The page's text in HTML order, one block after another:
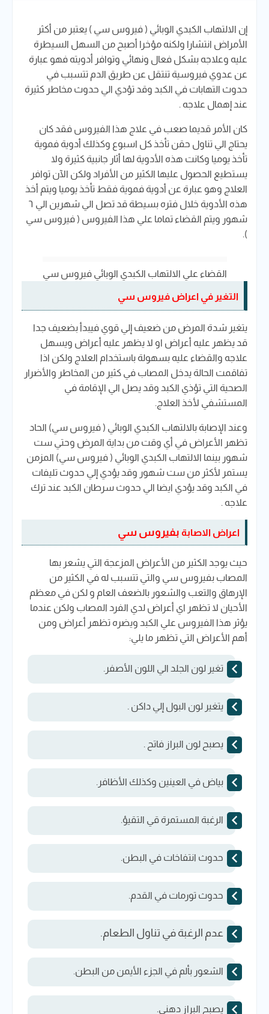
إن الالتهاب الكبدي الوبائي ( فيروس سي ) يعتبر من أكثر
الأمراض انتشارا ولكنه مؤخرا أصبح من السهل السيطرة
عليه وعلاجه بشكل فعال ونهائي وتوافر أدويته فهو عبارة
عن عدوي فيروسية تنتقل عن طريق الدم تتسبب في
حدوث التهابات في الكبد وقد تؤدي الي حدوث مخاطر كثيرة
عند إهمال علاجه .
كان الأمر قديما صعب في علاج هذا الفيروس فقد كان
يحتاج الي تناول حقن تأخذ كل اسبوع وكذلك أدوية فموية
تأخذ يوميا وكانت هذه الأدوية لها أثار جانبية كثيرة ولا
يستطيع الحصول عليها الكثير من الأفراد ولكن الآن توافر
العلاج وهو عبارة عن أدوية فموية فقط تأخذ يوميا ويتم أخذ
هذه الأدوية خلال فتره بسيطة قد تصل الي شهرين الي ٦
شهور ويتم القضاء تماما علي هذا الفيروس ( فيروس سي
).
القضاء علي الالتهاب الكبدي الوبائي فيروس سي
التغير في اعراض فيروس سي
يتغير شدة المرض من ضعيف إلي قوي فيبدأ بضعيف جدا
قد يظهر عليه أعراض او لا يظهر عليه أعراض ويسهل
علاجه والقضاء عليه بسهولة باستخدام العلاج ولكن اذا
تفاقمت الحالة يدخل المصاب في كثير من المخاطر والأضرار
الصحية التي تؤذي الكبد وقد يصل الي الإقامة في
المستشفي لأخذ العلاج.
وعند الإصابة بالالتهاب الكبدي الوبائي ( فيروس سي) الحاد
تظهر الأعراض في أي وقت من بداية المرض وحتي ست
شهور بينما الالتهاب الكبدي الوبائي ( فيروس سي) المزمن
يستمر لأكثر من ست شهور وقد يؤدي إلي حدوث تليفات
في الكبد وقد يؤدي ايضا الي حدوث سرطان الكبد عند ترك
علاجه .
اعراض الاصابة بفيروس سي
حيث يوجد الكثير من الأعراض المزعجة التي يشعر بها
المصاب بفيروس سي والتي تتسبب له في الكثير من
الإرهاق والتعب والشعور بالضعف العام و لكن في معظم
الأحيان لا تظهر اي أعراض لدي الفرد المصاب ولكن عندما
يؤثر هذا الفيروس علي الكبد ويضره تظهر أعراض ومن
أهم الأعراض التي تظهر ما يلي:
تغير لون الجلد الي اللون الأصفر.
يتغير لون البول إلي داكن .
يصبح لون البراز فاتح .
بياض في العينين وكذلك الأظافر.
الرغبة المستمرة قي التقيؤ.
حدوث انتفاخات في البطن.
حدوث تورمات في القدم.
عدم الرغبة في تناول الطعام.
الشعور بألم في الجزء الأيمن من البطن.
يصبح البراز دهني.